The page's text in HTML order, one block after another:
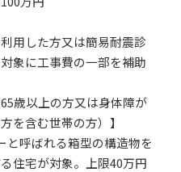
用した方又は簡易耐震診
象に工事費の一部を補助
歳以上の方又は身体障が
を含む世帯の方）】
呼ばれる箱型の構造物を
住宅が対象。上限40万円